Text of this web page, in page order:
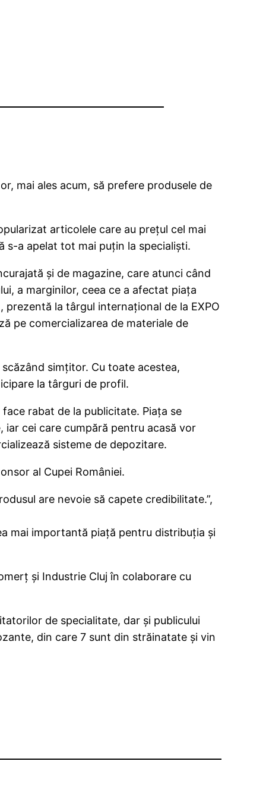
mai ales acum, să prefere produsele de
articolele care au preţul cel mai
s-a apelat tot mai puţin la specialişti.
şi de magazine, care atunci când
a marginilor, ceea ce a afectat piaţa
la târgul internaţional de la EXPO
pe comercializarea de materiale de
simţitor. Cu toate acestea,
la târguri de profil.
rabat de la publicitate. Piaţa se
cei care cumpără pentru acasă vor
sisteme de depozitare.
al Cupei României.
are nevoie să capete credibilitate.”,
mai importantă piaţă pentru distribuţia şi
şi Industrie Cluj în colaborare cu
de specialitate, dar şi publicului
din care 7 sunt din străinatate şi vin